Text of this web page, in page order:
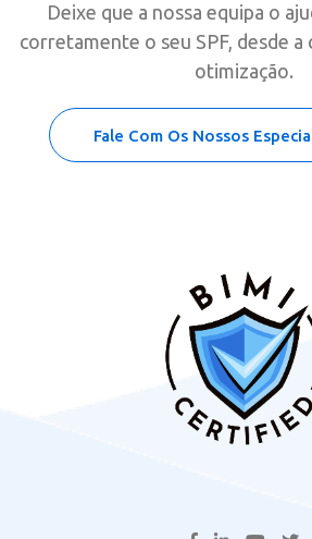
Deixe que a nossa equipa o
corretamente o seu SPF, desde
otimização.
Fale Com Os Nossos